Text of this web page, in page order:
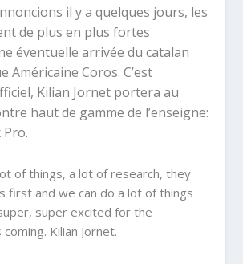
il y a quelques jours, les
de plus en plus fortes
éventuelle arrivée du catalan
Américaine Coros. C’est
Kilian Jornet portera au
haut de gamme de l’enseigne:
Pro.
of things, a lot of research, they
first and we can do a lot of things
super excited for the
Kilian Jornet.